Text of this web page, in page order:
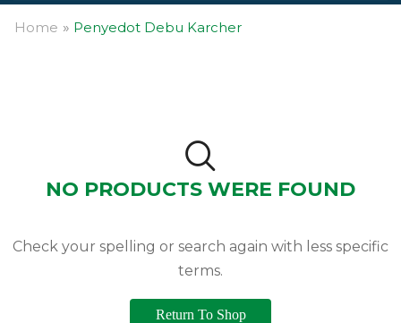
Home » Penyedot Debu Karcher
NO PRODUCTS WERE FOUND
Check your spelling or search again with less specific
terms.
Return To Shop